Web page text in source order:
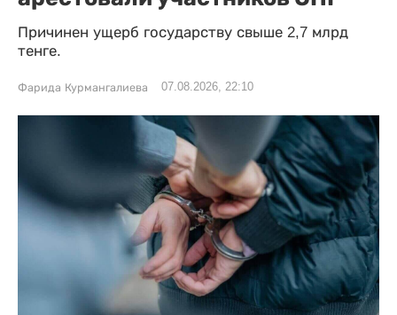
Причинен ущерб государству свыше 2,7 млрд
тенге.
Фарида Курмангалиева 07.08.2026, 22:10